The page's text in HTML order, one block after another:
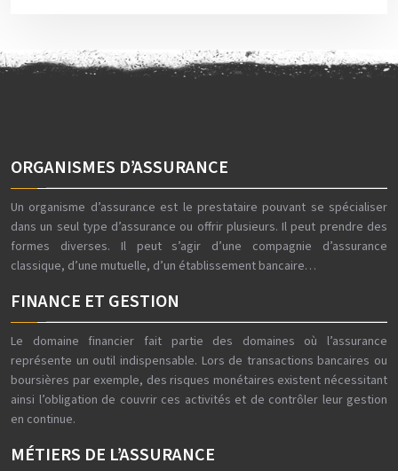
ORGANISMES D’ASSURANCE
Un organisme d’assurance est le prestataire pouvant se spécialiser
dans un seul type d’assurance ou offrir plusieurs. Il peut prendre des
formes diverses. Il peut s’agir d’une compagnie d’assurance
classique, d’une mutuelle, d’un établissement bancaire…
FINANCE ET GESTION
Le domaine financier fait partie des domaines où l’assurance
représente un outil indispensable. Lors de transactions bancaires ou
boursières par exemple, des risques monétaires existent nécessitant
ainsi l’obligation de couvrir ces activités et de contrôler leur gestion
en continue.
MÉTIERS DE L’ASSURANCE